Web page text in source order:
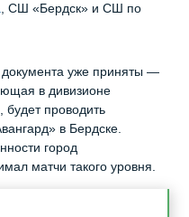
, СШ «Бердск» и СШ по
уже приняты —
в дивизионе
проводить
в Бердске.
город
матчи такого уровня.